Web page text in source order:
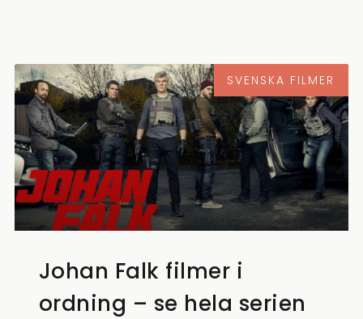
SVENSKA FILMER
Johan Falk filmer i
ordning – se hela serien